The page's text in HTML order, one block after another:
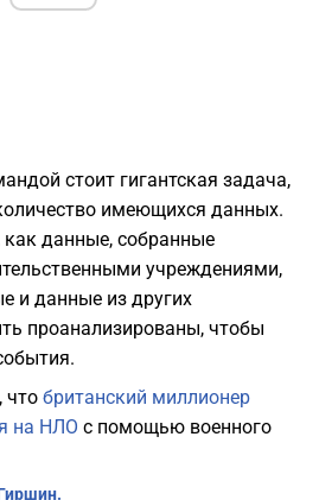
стоит гигантская задача,
имеющихся данных.
как данные, собранные
учреждениями,
и данные из других
проанализированы, чтобы
что британский миллионер
на НЛО с помощью военного